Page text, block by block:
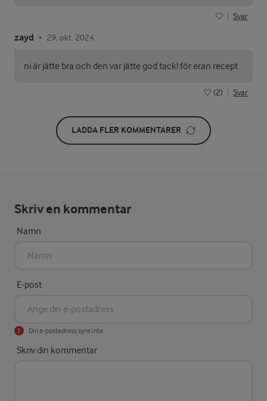
Svar
zayd • 29. okt. 2024
ni är jätte bra och den var jätte god tack! för eran recept
(2) Svar
LADDA FLER KOMMENTARER
Skriv en kommentar
Namn
E-post
Din e-postadress syns inte
Skriv din kommentar